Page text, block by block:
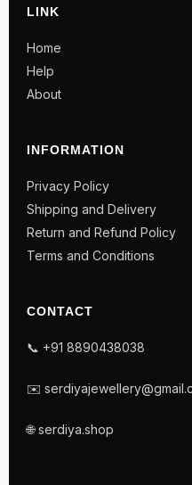
LINK
Home
Help
About
INFORMATION
Privacy Policy
Shipping and Delivery
Return and Refund Policy
Terms and Conditions
CONTACT
📞 +91 8890438038
✉️
🌐 serdiya.shop